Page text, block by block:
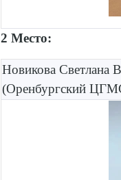
2 Место:
Новикова Светлана
(Оренбургский